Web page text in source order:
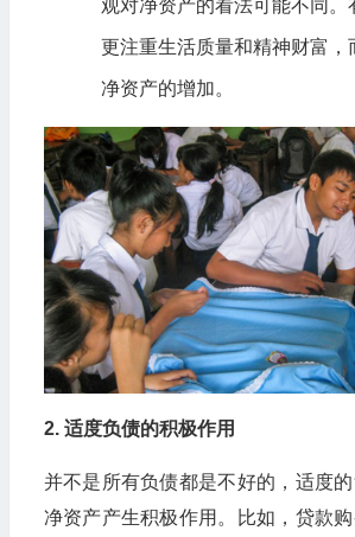
观对净资产的看法可能不同。
更注重生活质量和精神财富，
净资产的增加。
2. 适度负债的积极作用
并不是所有负债都是不好的，适度
净资产产生积极作用。比如，贷款